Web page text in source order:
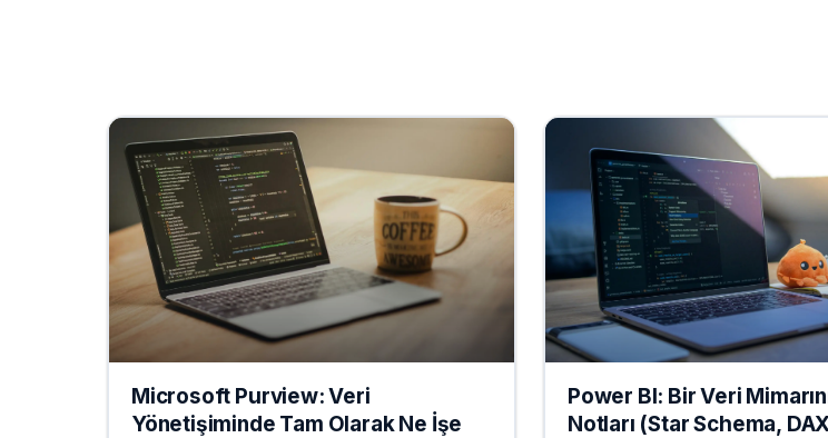
Microsoft Purview: Veri
Yönetişiminde Tam Olarak Ne İşe
Power BI: Bir Veri
Notları (Star Schema,